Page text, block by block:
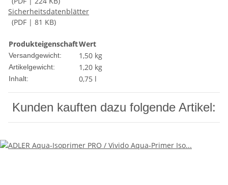
Sicherheitsdatenblätter
(PDF | 81 KB)
ProdukteigenschaftWert
Versandgewicht: 1,50 kg
Artikelgewicht: 1,20 kg
Inhalt: 0,75 l
Kunden kauften dazu folgende Artikel: